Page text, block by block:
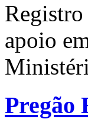
Registro
apoio
Pregão